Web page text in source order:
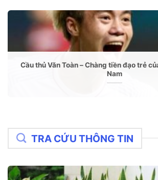
Cầu thủ Văn Toàn – Chàng tiền đạo trẻ
Nam
TRA CỨU THÔNG TIN